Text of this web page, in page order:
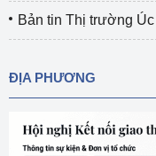
Bản tin Thị trường
ĐỊA PHƯƠNG